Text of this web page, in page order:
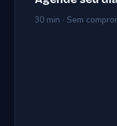
30 min · Sem